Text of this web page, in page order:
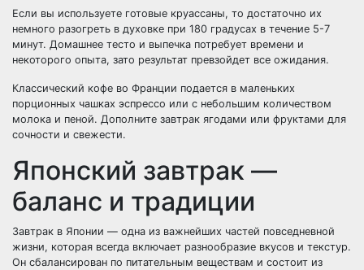
Если вы используете готовые круассаны, то достаточно их
немного разогреть в духовке при 180 градусах в течение 5-7
минут. Домашнее тесто и выпечка потребует времени и
некоторого опыта, зато результат превзойдет все ожидания.
Классический кофе во Франции подается в маленьких
порционных чашках эспрессо или с небольшим количеством
молока и пеной. Дополните завтрак ягодами или фруктами для
сочности и свежести.
Японский завтрак —
баланс и традиции
Завтрак в Японии — одна из важнейших частей повседневной
жизни, которая всегда включает разнообразие вкусов и текстур.
Он сбалансирован по питательным веществам и состоит из